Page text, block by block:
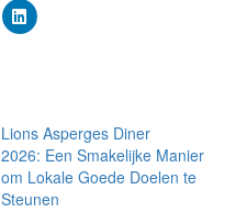
Lions Asperges Diner
2026: Een Smakelijke Manier
om Lokale Goede Doelen te
Steunen